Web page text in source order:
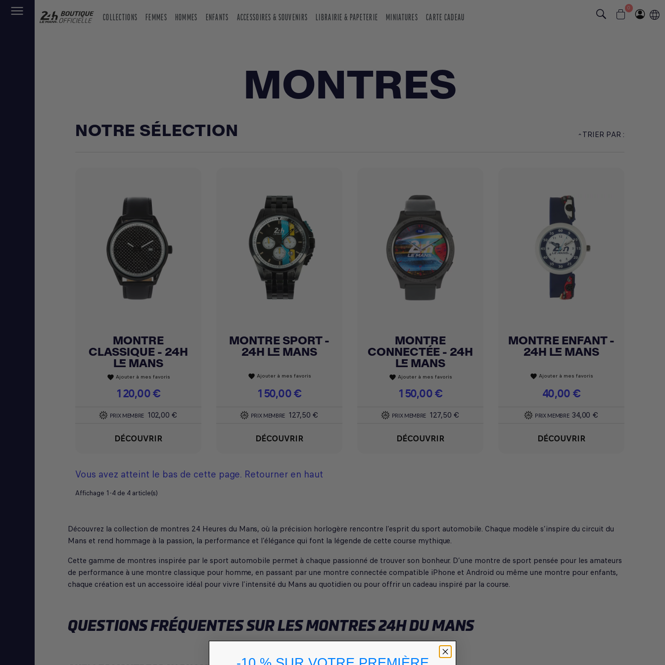
COLLECTIONS FEMMES HOMMES ENFANTS ACCESSOIRES & SOUVENIRS LIBRAIRIE & PAPETERIE MINIATURES CARTE CADEAU
0
MONTRES
NOTRE SÉLECTION TRIER PAR :
Achat express
MONTRE
CLASSIQUE - 24H
LE MANS
favorite Ajouter à mes favoris
Prix
120,00 €
PRIX MEMBRE 102,00 €
DÉCOUVRIR
Achat express
MONTRE SPORT -
24H LE MANS
favorite Ajouter à mes favoris
Prix
150,00 €
PRIX MEMBRE 127,50 €
DÉCOUVRIR
Achat express
MONTRE
CONNECTÉE - 24H
LE MANS
favorite Ajouter à mes favoris
Prix
150,00 €
PRIX MEMBRE 127,50 €
DÉCOUVRIR
Achat express
MONTRE ENFANT -
24H LE MANS
favorite Ajouter à mes favoris
Prix
40,00 €
PRIX MEMBRE 34,00 €
DÉCOUVRIR
Vous avez atteint le bas de cette page. Retourner en haut
Affichage 1-4 de 4 article(s)
Découvrez la collection de montres 24 Heures du Mans, où la précision horlogère rencontre l’esprit du sport automobile. Chaque modèle s’inspire du circuit du
Mans et rend hommage à la passion, la performance et l’élégance qui font la légende de cette course mythique.
Cette gamme de montres inspirée par le sport automobile permet à chaque passionné de trouver son bonheur. D’une montre de sport pensée pour les amateurs
de performance à une montre classique pour homme, en passant par une montre connectée compatible iPhone et Android ou même une montre pour enfants,
chaque création est un accessoire idéal pour vivre l’intensité du Mans au quotidien ou pour offrir un cadeau inspiré par la course.
QUESTIONS FRÉQUENTES SUR LES MONTRES 24H DU MANS